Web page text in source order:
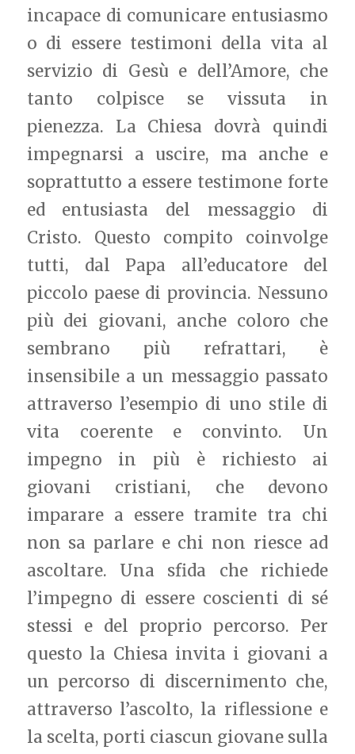
incapace di comunicare entusiasmo
o di essere testimoni della vita al
servizio di Gesù e dell’Amore, che
tanto colpisce se vissuta in
pienezza. La Chiesa dovrà quindi
impegnarsi a uscire, ma anche e
soprattutto a essere testimone forte
ed entusiasta del messaggio di
Cristo. Questo compito coinvolge
tutti, dal Papa all’educatore del
piccolo paese di provincia. Nessuno
più dei giovani, anche coloro che
sembrano più refrattari, è
insensibile a un messaggio passato
attraverso l’esempio di uno stile di
vita coerente e convinto. Un
impegno in più è richiesto ai
giovani cristiani, che devono
imparare a essere tramite tra chi
non sa parlare e chi non riesce ad
ascoltare. Una sfida che richiede
l’impegno di essere coscienti di sé
stessi e del proprio percorso. Per
questo la Chiesa invita i giovani a
un percorso di discernimento che,
attraverso l’ascolto, la riflessione e
la scelta, porti ciascun giovane sulla